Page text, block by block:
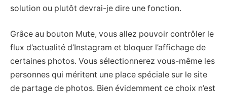
solution ou plutôt devrai-je dire une fonction.
Grâce au bouton Mute, vous allez pouvoir contrôler le
flux d’actualité d’Instagram et bloquer l’affichage de
certaines photos. Vous sélectionnerez vous-même les
personnes qui méritent une place spéciale sur le site
de partage de photos. Bien évidemment ce choix n’est